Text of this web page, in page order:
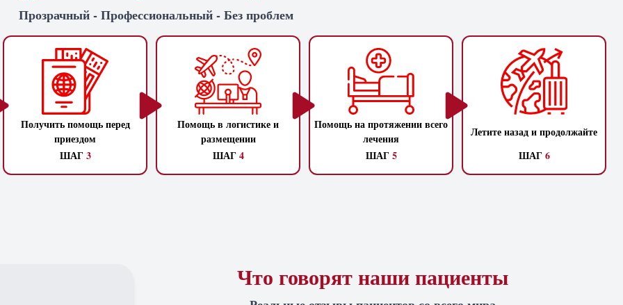
Прозрачный - Профессиональный - Без проблем
Получить помощь перед
приездом
ШАГ3
Помощь в логистике и
размещении
ШАГ4
Помощь на протяжении всего
лечения
ШАГ5
Летите назад и продолжайте
ШАГ6
Что говорят наши пациенты